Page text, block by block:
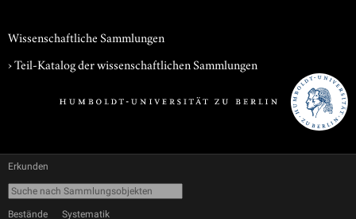
Wissenschaftliche Sammlungen
› Teil-Katalog der wissenschaftlichen Sammlungen
Erkunden
Bestände Systematik